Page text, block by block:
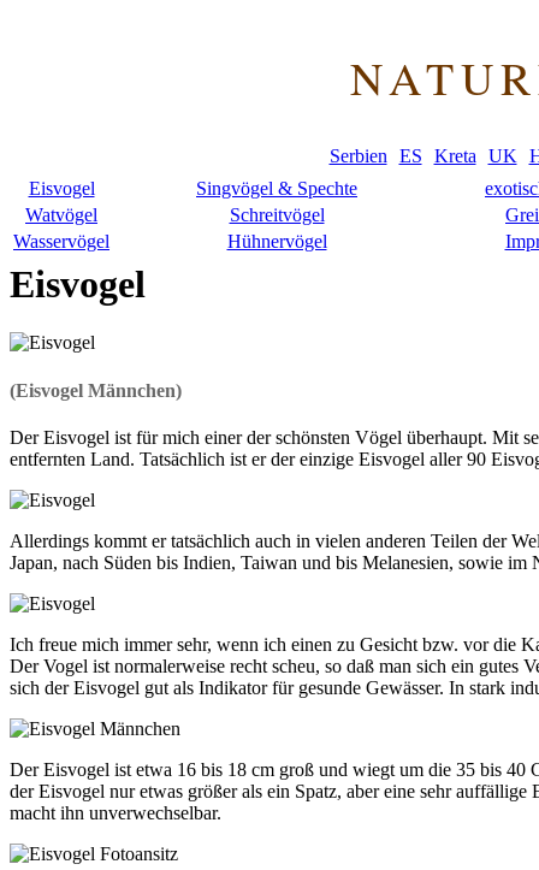
Serbien ES Kreta UK
Eisvogel
Singvögel & Spechte
Watvögel
Schreitvögel
Wasservögel
Hühnervögel
Eisvogel
(Eisvogel Männchen)
Der Eisvogel ist für mich einer der schönsten Vögel überhaupt. Mit
entfernten Land. Tatsächlich ist er der einzige Eisvogel aller 90
Allerdings kommt er tatsächlich auch in vielen anderen Teilen der
Japan, nach Süden bis Indien, Taiwan und bis Melanesien, sowie im
Ich freue mich immer sehr, wenn ich einen zu Gesicht bzw. vor die
Der Vogel ist normalerweise recht scheu, so daß man sich ein gutes
sich der Eisvogel gut als Indikator für gesunde Gewässer. In stark
Der Eisvogel ist etwa 16 bis 18 cm groß und wiegt um die 35 bis 40
der Eisvogel nur etwas größer als ein Spatz, aber eine sehr
macht ihn unverwechselbar.